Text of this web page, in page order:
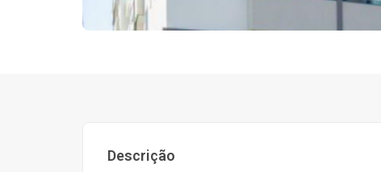
Descrição